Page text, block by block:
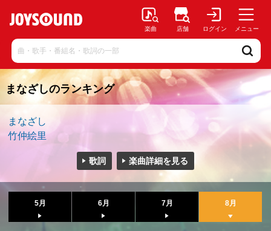
楽曲 店舗 ログイン メニュー
まなざしのランキング
まなざし
竹仲絵里
歌詞 楽曲詳細を見る
5月 6月 7月 8月